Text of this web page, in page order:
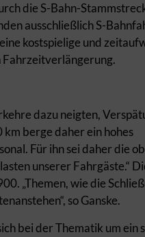
die S-Bahn-
ausschließlich S-
kostspielige und
dazu neigten,
berge daher ein hohes
Für ihn sei daher die
unserer Fahrgäste.“
„Themen, wie die
so Ganske.
bei der Thematik um ein